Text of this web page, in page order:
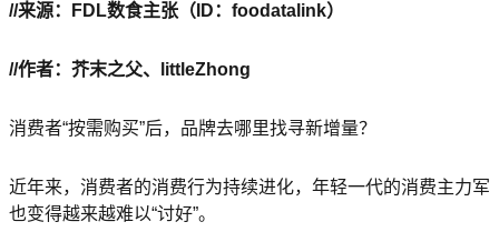
//来源：FDL数食主张（ID：foodatalink）
//作者：芥末之父、littleZhong
消费者“按需购买”后，品牌去哪里找寻新增量？
近年来，消费者的消费行为持续进化，年轻一代的消费主力军
也变得越来越难以“讨好”。